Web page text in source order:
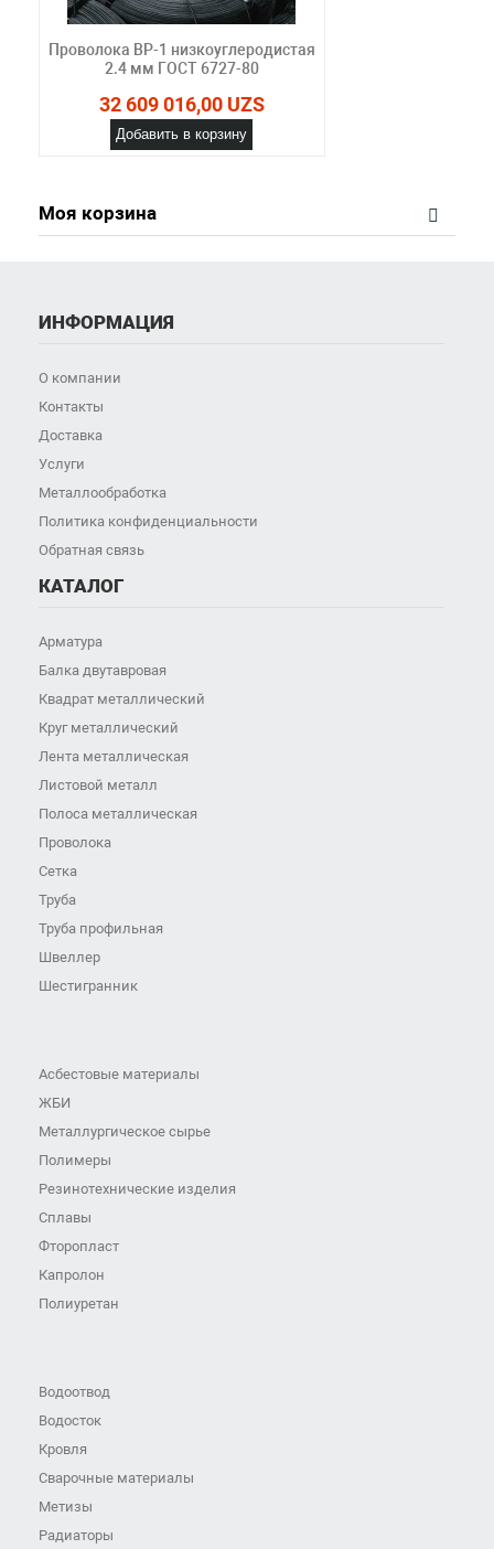
Проволока ВР-1 низкоуглеродистая
2.4 мм ГОСТ 6727-80
32 609 016,00 UZS
Добавить в корзину
Моя корзина
ИНФОРМАЦИЯ
О компании
Контакты
Доставка
Услуги
Металлообработка
Политика конфиденциальности
Обратная связь
КАТАЛОГ
Арматура
Балка двутавровая
Квадрат металлический
Круг металлический
Лента металлическая
Листовой металл
Полоса металлическая
Проволока
Сетка
Труба
Труба профильная
Швеллер
Шестигранник
Асбестовые материалы
ЖБИ
Металлургическое сырье
Полимеры
Резинотехнические изделия
Сплавы
Фторопласт
Капролон
Полиуретан
Водоотвод
Водосток
Кровля
Сварочные материалы
Метизы
Радиаторы